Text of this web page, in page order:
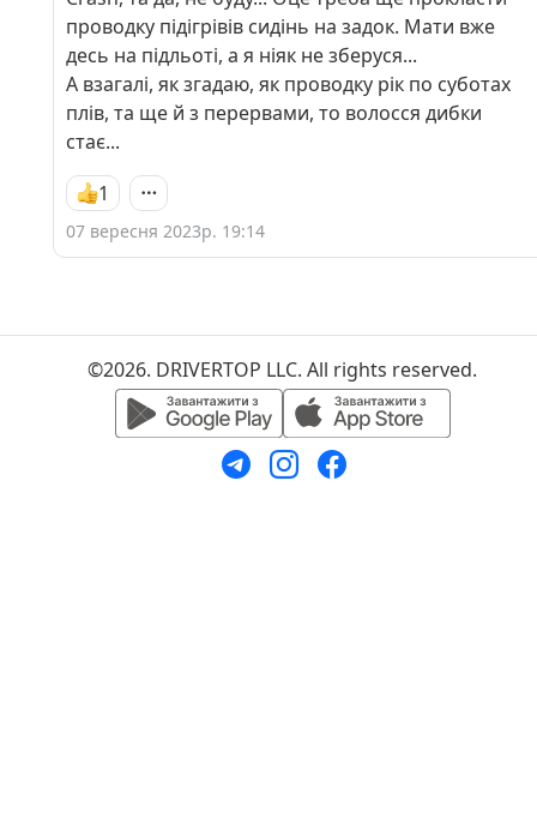
проводку підігрівів сидінь на задок. Мати вже
десь на підльоті, а я ніяк не зберуся...
А взагалі, як згадаю, як проводку рік по суботах
плів, та ще й з перервами, то волосся дибки
стає...
1
07 вересня 2023р. 19:14
©2026. DRIVERTOP LLC. All rights reserved.